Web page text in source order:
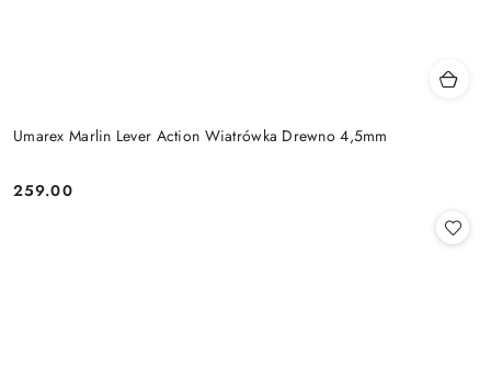
Umarex Marlin Lever Action Wiatrówka Drewno 4,5mm
Cena:
259.00